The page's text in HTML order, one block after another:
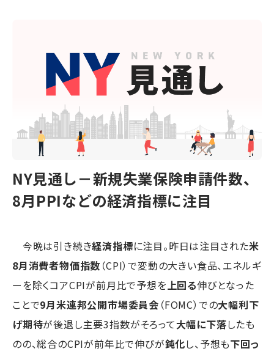
NY見通し－新規失業保険申請件数、
8月PPIなどの経済指標に注目
今晩は引き続き経済指標に注目。昨日は注目された米
8月消費者物価指数 （CPI）で変動の大きい食品、エネルギ
ーを除くコアCPIが前月比で予想を 上回る伸びとなった
ことで9月米連邦公開市場委員会 （FOMC）での大幅利下
げ期待が後退し主要3指数がそろって大幅に下落したも
のの、総合のCPIが前年比で伸びが鈍化し、予想も下回っ